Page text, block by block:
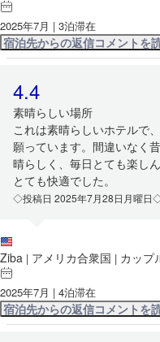
2025年7月 | 3泊滞在
宿泊先からの返信コメントを
4.4
素晴らしい場所
これは素晴らしいホテルで
願っています。間違いなく
晴らしく、毎日とても楽し
とても快適でした。
◇投稿日 2025年7月28日月曜日
Ziba | アメリカ合衆国 | カップ
2025年7月 | 4泊滞在
宿泊先からの返信コメントを